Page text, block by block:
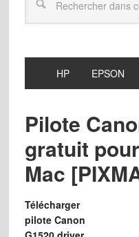
HP EPSON
Pilote
gratuit
Mac
Télécharger
pilote Canon